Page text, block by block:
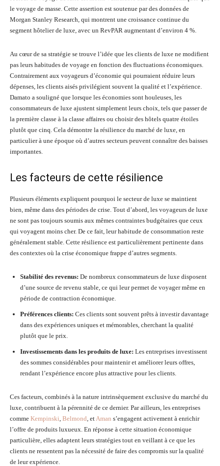
le voyage de masse. Cette assertion est soutenue par des données de
Morgan Stanley Research, qui montrent une croissance continue du
segment hôtelier de luxe, avec un RevPAR augmentant d’environ 4 %.
Au cœur de sa stratégie se trouve l’idée que les clients de luxe ne modifient
pas leurs habitudes de voyage en fonction des fluctuations économiques.
Contrairement aux voyageurs d’économie qui pourraient réduire leurs
dépenses, les clients aisés privilégient souvent la qualité et l’expérience.
Damato a souligné que lorsque les économies sont houleuses, les
consommateurs de luxe ajustent simplement leurs choix, tels que passer de
la première classe à la classe affaires ou choisir des hôtels quatre étoiles
plutôt que cinq. Cela démontre la résilience du marché de luxe, en
particulier à une époque où d’autres secteurs peuvent connaître des baisses
importantes.
Les facteurs de cette résilience
Plusieurs éléments expliquent pourquoi le secteur de luxe se maintient
bien, même dans des périodes de crise. Tout d’abord, les voyageurs de luxe
ne sont pas toujours soumis aux mêmes contraintes budgétaires que ceux
qui voyagent moins cher. De ce fait, leur habitude de consommation reste
généralement stable. Cette résilience est particulièrement pertinente dans
des contextes où la crise économique frappe d’autres segments.
Stabilité des revenus: De nombreux consommateurs de luxe disposent
d’une source de revenu stable, ce qui leur permet de voyager même en
période de contraction économique.
Préférences clients: Ces clients sont souvent prêts à investir davantage
dans des expériences uniques et mémorables, cherchant la qualité
plutôt que le prix.
Investissements dans les produits de luxe: Les entreprises investissent
des sommes considérables pour maintenir et améliorer leurs offres,
rendant l’expérience encore plus attractive pour les clients.
Ces facteurs, combinés à la nature intrinsèquement exclusive du marché du
luxe, contribuent à la pérennité de ce dernier. Par ailleurs, les entreprises
comme Kempinski, Belmond, etAman s’engagent activement à enrichir
l’offre de produits luxueux. En réponse à cette situation économique
particulière, elles adaptent leurs stratégies tout en veillant à ce que les
clients ne ressentent pas la nécessité de faire des compromis sur la qualité
de leur expérience.